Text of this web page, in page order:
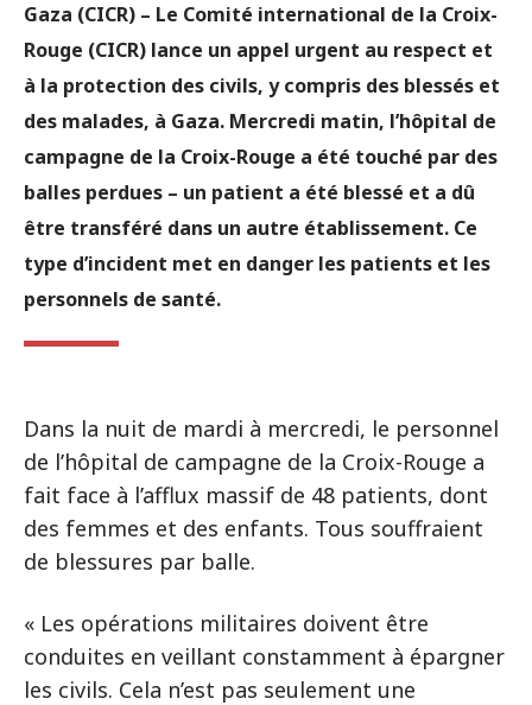
Gaza (CICR) – Le Comité international de la Croix-
Rouge (CICR) lance un appel urgent au respect et
à la protection des civils, y compris des blessés et
des malades, à Gaza. Mercredi matin, l’hôpital de
campagne de la Croix-Rouge a été touché par des
balles perdues – un patient a été blessé et a dû
être transféré dans un autre établissement. Ce
type d’incident met en danger les patients et les
personnels de santé.
Dans la nuit de mardi à mercredi, le personnel
de l’hôpital de campagne de la Croix-Rouge a
fait face à l’afflux massif de 48 patients, dont
des femmes et des enfants. Tous souffraient
de blessures par balle.
« Les opérations militaires doivent être
conduites en veillant constamment à épargner
les civils. Cela n’est pas seulement une